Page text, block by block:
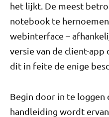
het lijkt. De meest
notebook te
webinterface –
versie van de client-
dit in feite de enige
Begin door in te loggen
handleiding wordt